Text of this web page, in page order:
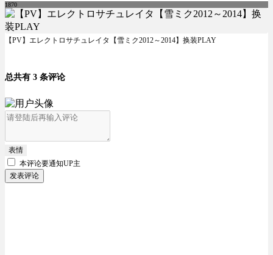
1870
【PV】エレクトロサチュレイタ【雪ミク2012～2014】换装PLAY
总共有 3 条评论
表情
本评论要通知UP主
发表评论